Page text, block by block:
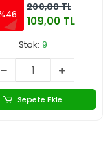
200,00 TL
109,00 TL
Stok: 9
Sepete Ekle